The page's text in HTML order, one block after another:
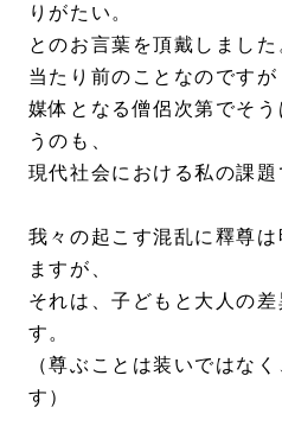
りがたい。
とのお言葉を頂戴しました
当たり前のことなのですが
媒体となる僧侶次第でそ
うのも、
現代社会における私の課題
我々の起こす混乱に釋尊
ますが、
それは、子どもと大人の
す。
（尊ぶことは装いではな
す）